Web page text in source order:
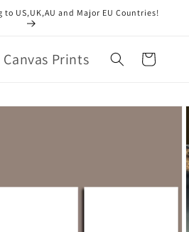
to US,UK,AU and Major EU Countries!
Prints Warenkorb